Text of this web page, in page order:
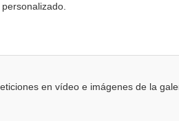
en vídeo e imágenes de la